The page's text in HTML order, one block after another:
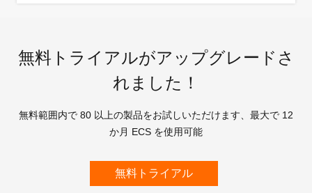
無料トライアルがアップグレードさ
れました！
無料範囲内で 80 以上の製品をお試しいただけます、最大で 12
か月 ECS を使用可能
無料トライアル